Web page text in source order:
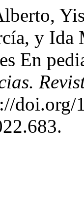
y Ida
En
doi.org/